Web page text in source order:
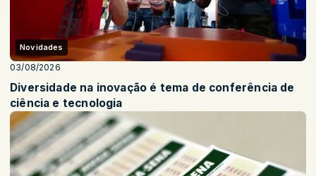
Novidades
03/08/2026
Diversidade na inovação é tema de conferência de
ciência e tecnologia